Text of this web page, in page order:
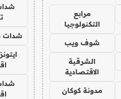
مرابع
التكنولوجيا
شوف ويب
الشرقية
الاقتصادية
مدونة كوكان
شدات